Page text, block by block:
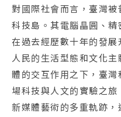
對國際社會而言，臺灣
科技島。其電腦晶圓、
在過去經歷數十年的發
人民的生活型態和文化
體的交互作用之下，臺
場科技與人文的實驗之
新媒體藝術的多重軌跡